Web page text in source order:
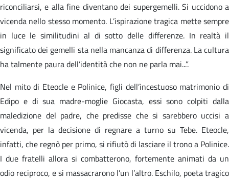
riconciliarsi, e alla fine diventano dei supergemelli. Si uccidono a
vicenda nello stesso momento. L’ispirazione tragica mette sempre
in luce le similitudini al di sotto delle differenze. In realtà il
significato dei gemelli sta nella mancanza di differenza. La cultura
ha talmente paura dell’identità che non ne parla mai...”.
Nel mito di Eteocle e Polinice, figli dell’incestuoso matrimonio di
Edipo e di sua madre-moglie Giocasta, essi sono colpiti dalla
maledizione del padre, che predisse che si sarebbero uccisi a
vicenda, per la decisione di regnare a turno su Tebe. Eteocle,
infatti, che regnò per primo, si rifiutò di lasciare il trono a Polinice.
I due fratelli allora si combatterono, fortemente animati da un
odio reciproco, e si massacrarono l’un l’altro. Eschilo, poeta tragico